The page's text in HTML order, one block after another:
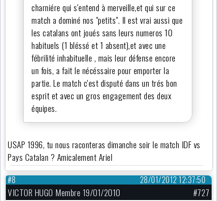
charniére qui s'entend à merveille,et qui sur ce
match a dominé nos "petits". Il est vrai aussi que
les catalans ont joués sans leurs numeros 10
habituels (1 bléssé et 1 absent),et avec une
fébrilité inhabituelle , mais leur défense encore
un fois, a fait le nécéssaire pour emporter la
partie. Le match c'est disputé dans un trés bon
esprit et avec un gros engagement des deux
équipes.
USAP 1996, tu nous raconteras dimanche soir le match IDF vs
Pays Catalan ? Amicalement Ariel
28/01/2012 12:37:50
#8
VICTOR HUGO Membre 19/01/2010
#727